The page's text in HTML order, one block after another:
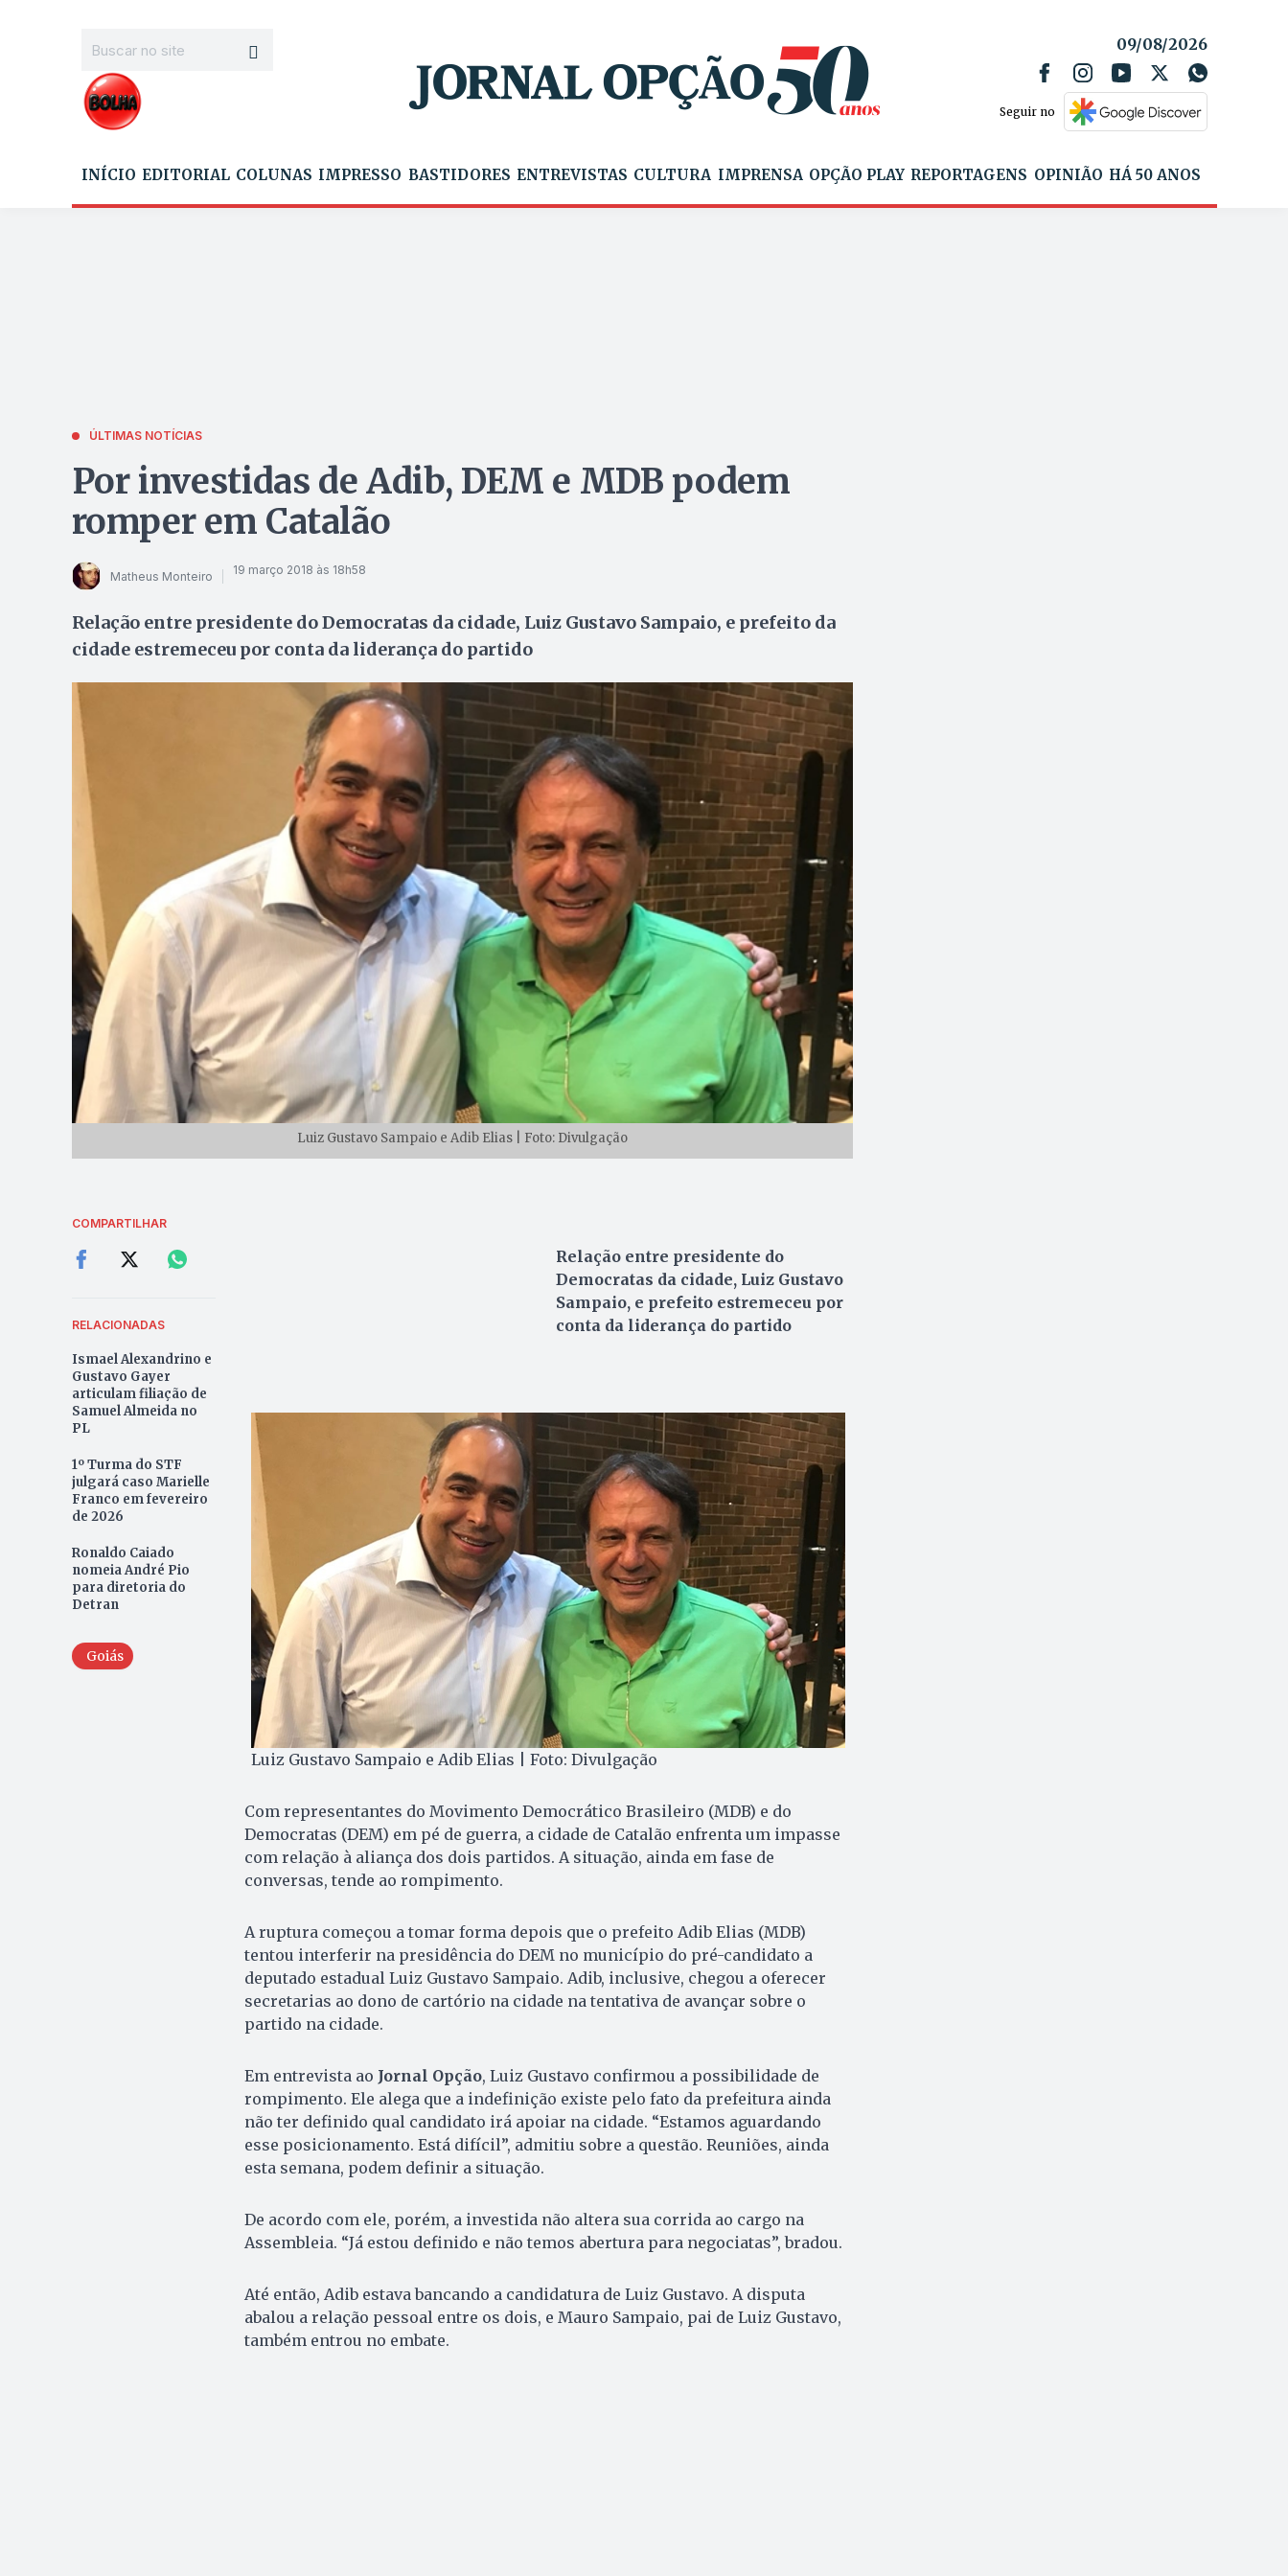
09/08/2026
Seguir no
INÍCIO EDITORIAL COLUNAS IMPRESSO BASTIDORES ENTREVISTAS CULTURA IMPRENSA OPÇÃO PLAY REPORTAGENS OPINIÃO HÁ 50 ANOS
ÚLTIMAS NOTÍCIAS
Por investidas de Adib, DEM e MDB podem
romper em Catalão
Matheus Monteiro 19 março 2018 às 18h58
Relação entre presidente do Democratas da cidade, Luiz Gustavo Sampaio, e prefeito da
cidade estremeceu por conta da liderança do partido
Luiz Gustavo Sampaio e Adib Elias | Foto: Divulgação
COMPARTILHAR
RELACIONADAS
Ismael Alexandrino e
Gustavo Gayer
articulam filiação de
Samuel Almeida no
PL
1º Turma do STF
julgará caso Marielle
Franco em fevereiro
de 2026
Ronaldo Caiado
nomeia André Pio
para diretoria do
Detran
Goiás
Relação entre presidente do
Democratas da cidade, Luiz Gustavo
Sampaio, e prefeito estremeceu por
conta da liderança do partido
Luiz Gustavo Sampaio e Adib Elias | Foto: Divulgação
Com representantes do Movimento Democrático Brasileiro (MDB) e do
Democratas (DEM) em pé de guerra, a cidade de Catalão enfrenta um impasse
com relação à aliança dos dois partidos. A situação, ainda em fase de
conversas, tende ao rompimento.
A ruptura começou a tomar forma depois que o prefeito Adib Elias (MDB)
tentou interferir na presidência do DEM no município do pré-candidato a
deputado estadual Luiz Gustavo Sampaio. Adib, inclusive, chegou a oferecer
secretarias ao dono de cartório na cidade na tentativa de avançar sobre o
partido na cidade.
Em entrevista ao Jornal Opção, Luiz Gustavo confirmou a possibilidade de
rompimento. Ele alega que a indefinição existe pelo fato da prefeitura ainda
não ter definido qual candidato irá apoiar na cidade. “Estamos aguardando
esse posicionamento. Está difícil”, admitiu sobre a questão. Reuniões, ainda
esta semana, podem definir a situação.
De acordo com ele, porém, a investida não altera sua corrida ao cargo na
Assembleia. “Já estou definido e não temos abertura para negociatas”, bradou.
Até então, Adib estava bancando a candidatura de Luiz Gustavo. A disputa
abalou a relação pessoal entre os dois, e Mauro Sampaio, pai de Luiz Gustavo,
também entrou no embate.